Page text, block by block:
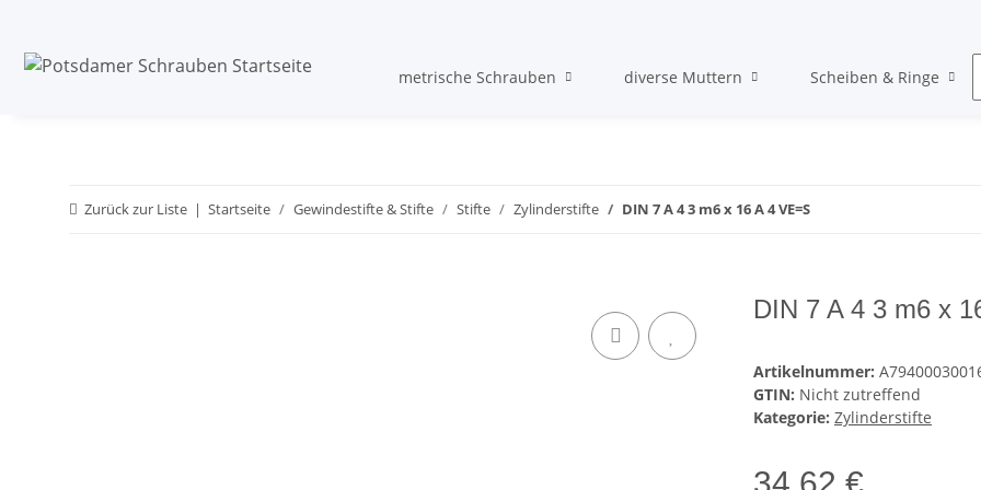
metrische Schrauben diverse Muttern Scheiben & Ringe
Zurück zur Liste Startseite Gewindestifte & Stifte Stifte Zylinderstifte DIN 7 A 4 3 m6 x 16 A 4 VE=S
DIN 7 A 4 3 m6 x
Artikelnummer:
GTIN: Nicht zutreffend
Kategorie: Zylinderstifte